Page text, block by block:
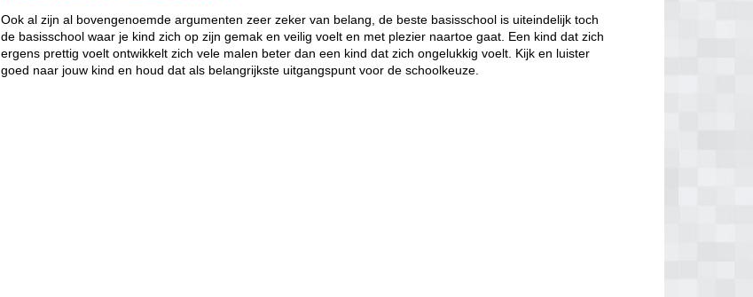
Ook al zijn al bovengenoemde argumenten zeer zeker van belang, de beste basisschool is uiteindelijk toch
de basisschool waar je kind zich op zijn gemak en veilig voelt en met plezier naartoe gaat. Een kind dat zich
ergens prettig voelt ontwikkelt zich vele malen beter dan een kind dat zich ongelukkig voelt. Kijk en luister
goed naar jouw kind en houd dat als belangrijkste uitgangspunt voor de schoolkeuze.